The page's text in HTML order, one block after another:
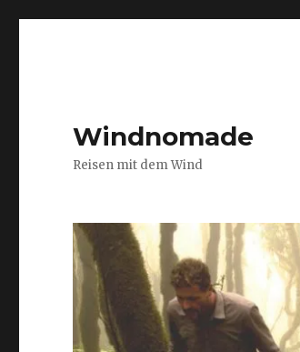
Windnomade
Reisen mit dem Wind